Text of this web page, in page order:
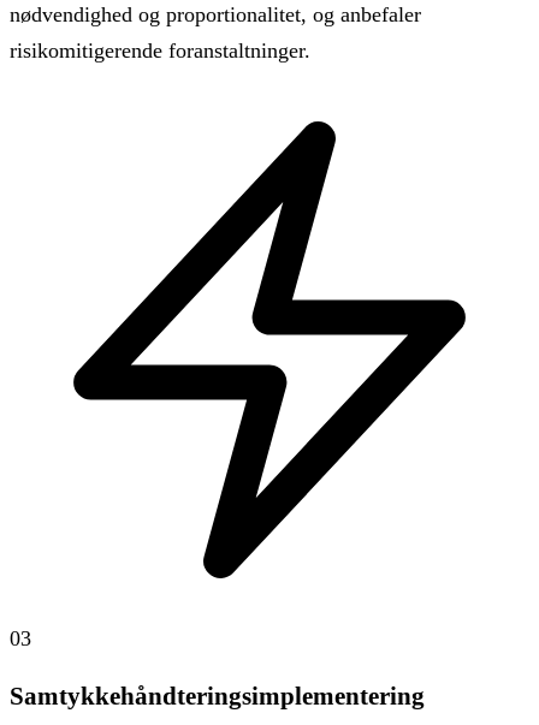
nødvendighed og proportionalitet, og anbefaler
risikomitigerende foranstaltninger.
03
Samtykkehåndteringsimplementering